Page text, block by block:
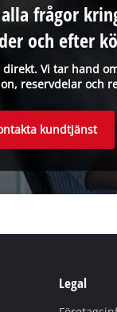
direkt. Vi tar hand
reservdelar och
frågor
och efter
kundtjänst
Legal